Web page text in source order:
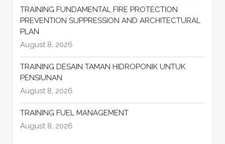
TRAINING FUNDAMENTAL FIRE PROTECTION
PREVENTION SUPPRESSION AND ARCHITECTURAL
PLAN
August 8, 2026
TRAINING DESAIN TAMAN HIDROPONIK UNTUK
PENSIUNAN
August 8, 2026
TRAINING FUEL MANAGEMENT
August 8, 2026